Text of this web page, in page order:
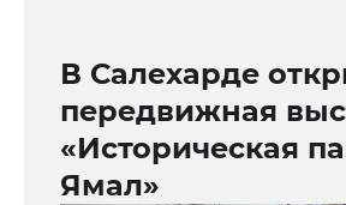
В Салехарде
передвижная
«Историческая
Ямал»